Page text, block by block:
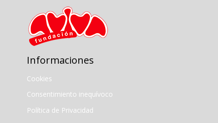
Informaciones
Cookies
Consentimiento inequívoco
Política de Privacidad